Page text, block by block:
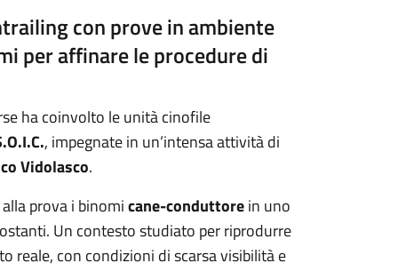
con prove in ambiente
per affinare le procedure di
ha coinvolto le unità cinofile
, impegnate in un’intensa attività di
Vidolasco.
prova i binomicane-conduttorein uno
Un contesto studiato per riprodurre
reale, con condizioni di scarsa visibilità e